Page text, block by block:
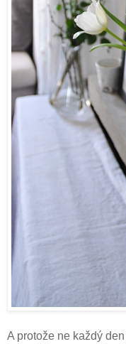
A protože ne každý